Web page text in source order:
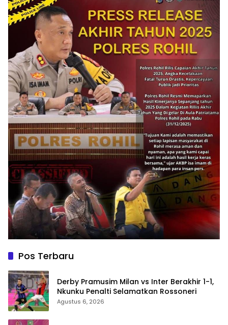
Pos Terbaru
Derby Pramusim Milan vs Inter Berakhir 1-1,
Nkunku Penalti Selamatkan Rossoneri
Agustus 6, 2026